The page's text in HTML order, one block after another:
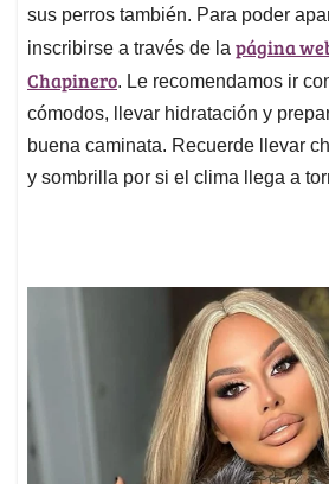
sus perros también. Para poder
inscribirse a través de la página
Chapinero. Le recomendamos ir
cómodos, llevar hidratación y
buena caminata. Recuerde llevar
y sombrilla por si el clima llega a